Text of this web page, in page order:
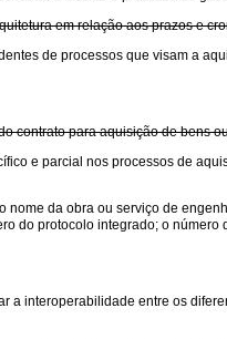
em relação aos prazos e
de processos que visam a
para aquisição de bens
e parcial nos processos de
da obra ou serviço de
do protocolo integrado; o
interoperabilidade entre os